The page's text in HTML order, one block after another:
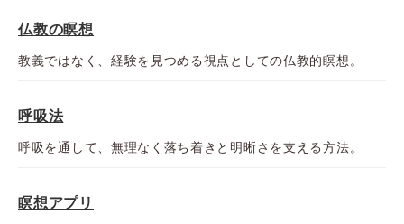
仏教の瞑想
教義ではなく、経験を見つめる視点としての仏教的瞑想。
呼吸法
呼吸を通して、無理なく落ち着きと明晰さを支える方法。
瞑想アプリ